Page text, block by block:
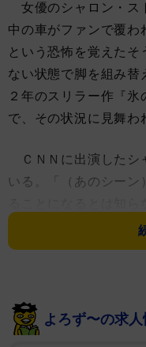
女優のシャロン・ス
中の車がファンで覆わ
という恐怖を覚えた
ない状態で脚を組み替
２年のスリラー作『
で、その状況に見舞わ
ＣＮＮに出演したシ
いる。「（あのシーン
曜日には無名で、火
ネをもぎ取られ、私の
ションを鳴らし始めた
状態で運転するのは
よろず〜の求人